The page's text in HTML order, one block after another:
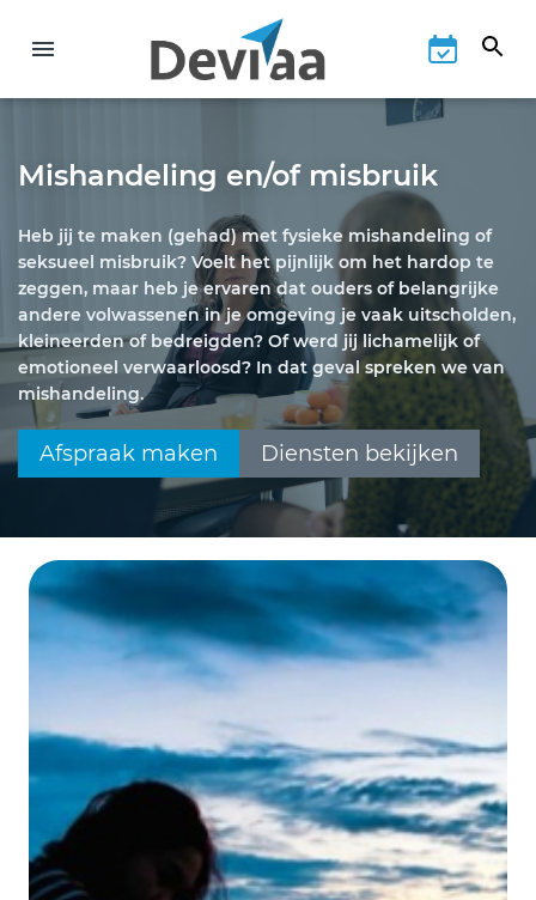
Mishandeling en/of misbruik
Heb jij te maken (gehad) met fysieke mishandeling of
seksueel misbruik? Voelt het pijnlijk om het hardop te
zeggen, maar heb je ervaren dat ouders of belangrijke
andere volwassenen in je omgeving je vaak uitscholden,
kleineerden of bedreigden? Of werd jij lichamelijk of
emotioneel verwaarloosd? In dat geval spreken we van
mishandeling.
Afspraak maken Diensten bekijken